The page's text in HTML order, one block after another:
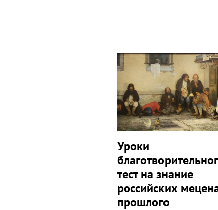
Уроки
тест на знание
российских
прошлого